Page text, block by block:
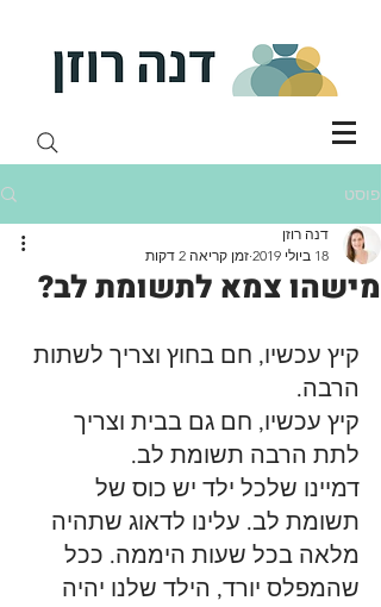
פוסט
מישהו צמא לתשומת לב?
דנה רוזן
18 ביולי 2019
זמן קריאה 2 דקות
קיץ עכשיו, חם בחוץ וצריך לשתות
הרבה.
קיץ עכשיו, חם גם בבית וצריך
לתת הרבה תשומת לב.
דמיינו שלכל ילד יש כוס של
תשומת לב. עלינו לדאוג שתהיה
מלאה בכל שעות היממה. ככל
שהמפלס יורד, הילד שלנו יהיה